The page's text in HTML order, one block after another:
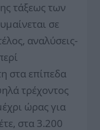
τάξεως των
σε
αναλύσεις-
στα επίπεδα
τρέχοντος
ώρας για
στα 3.200